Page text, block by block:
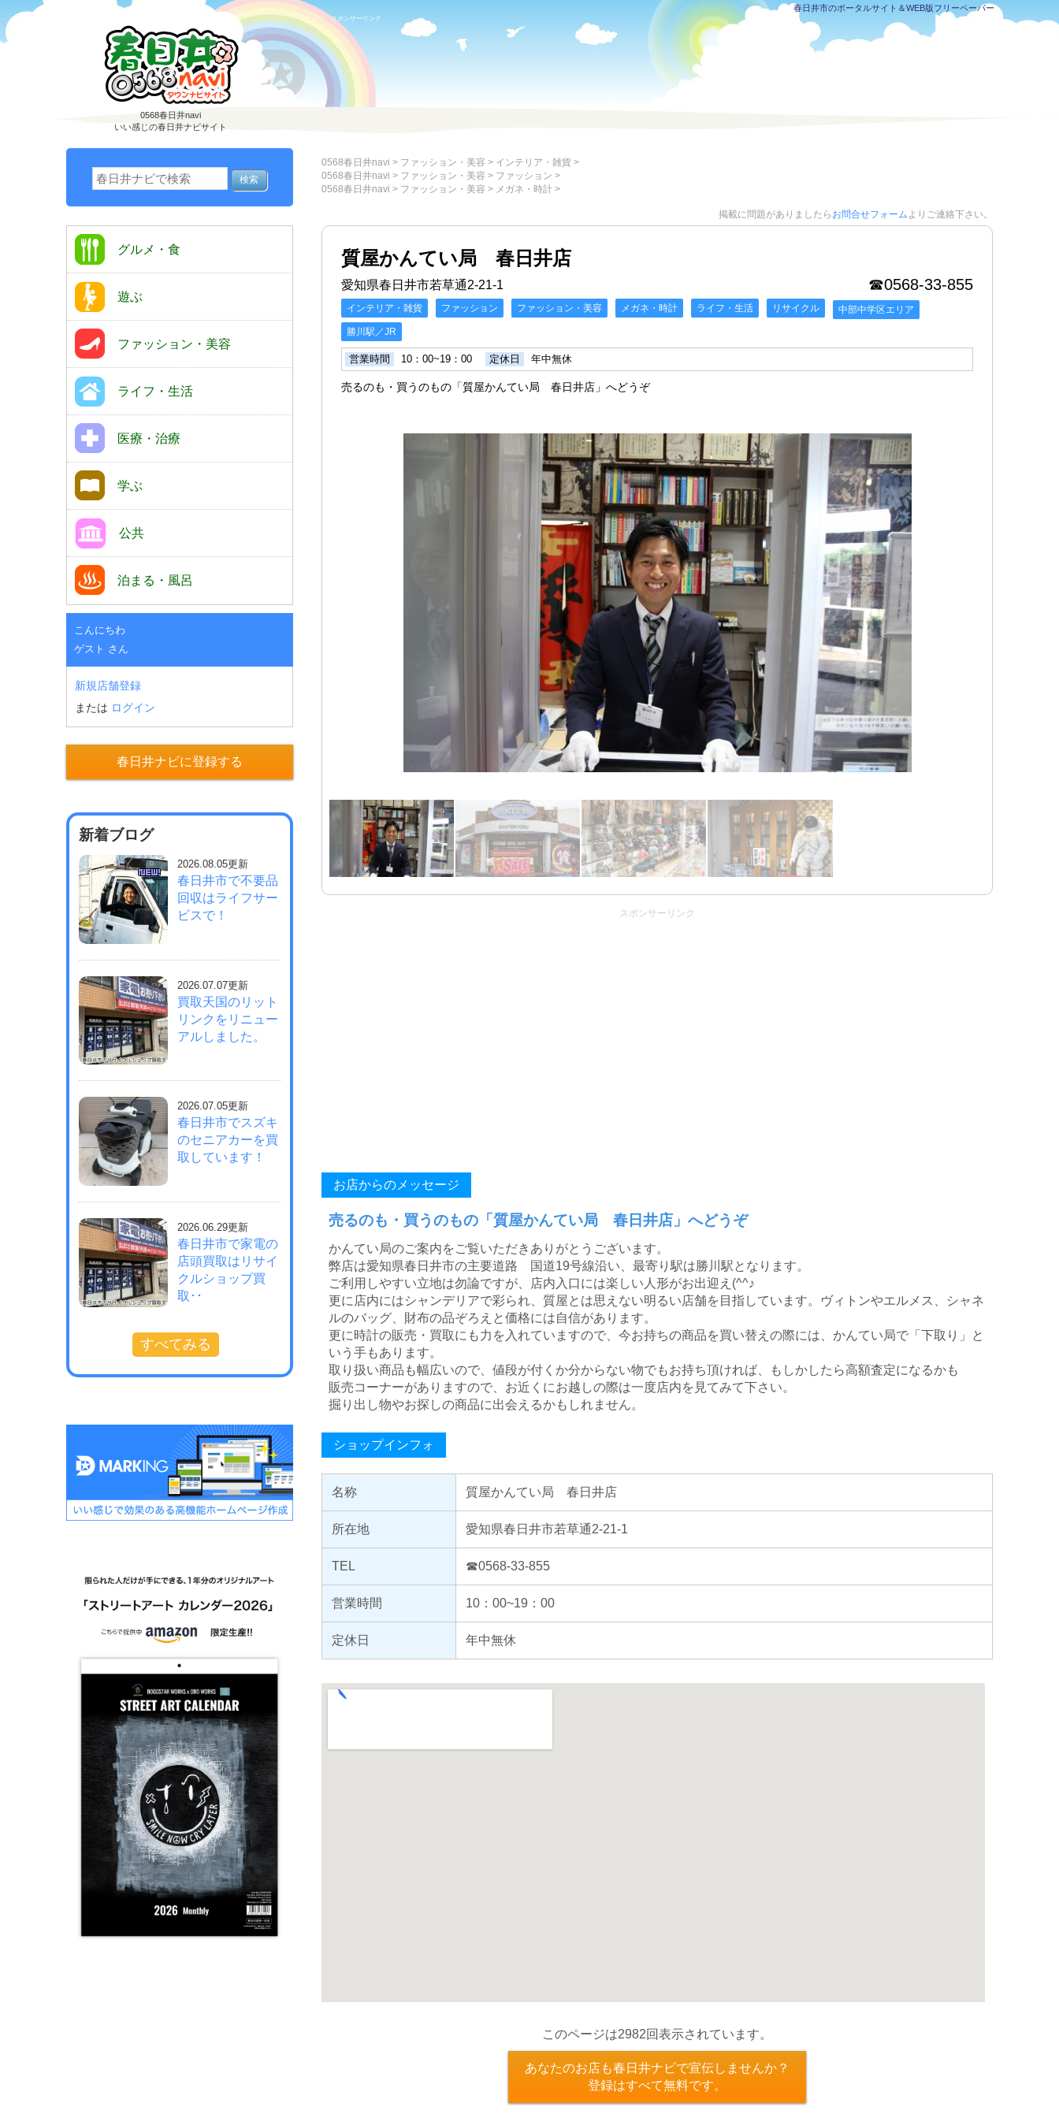
春日井市のポータルサイト＆WEB版フリーペーパー
0568春日井navi
いい感じの春日井ナビサイト
スポンサーリンク
0568春日井navi > ファッション・美容 > インテリア・雑貨 >
0568春日井navi > ファッション・美容 > ファッション >
0568春日井navi > ファッション・美容 > メガネ・時計 >
掲載に問題がありましたら お問合せフォームよりご連絡下さい。
質屋かんてい局 春日井店
☎0568-33-855
愛知県春日井市若草通2-21-1
インテリア・雑貨 ファッション ファッション・美容 メガネ・時計 ライフ・生活 リサイクル
中部中学区エリア
勝川駅／JR
営業時間 10：00~19：00 定休日 年中無休
売るのも・買うのもの「質屋かんてい局 春日井店」へどうぞ
スポンサーリンク
お店からのメッセージ
売るのも・買うのもの「質屋かんてい局 春日井店」へどうぞ
かんてい局のご案内をご覧いただきありがとうございます。
弊店は愛知県春日井市の主要道路 国道19号線沿い、最寄り駅は勝川駅となります。
ご利用しやすい立地は勿論ですが、店内入口には楽しい人形がお出迎え(^^♪
更に店内にはシャンデリアで彩られ、質屋とは思えない明るい店舗を目指しています。ヴィトンやエルメス、シャネ
ルのバッグ、財布の品ぞろえと価格には自信があります。
更に時計の販売・買取にも力を入れていますので、今お持ちの商品を買い替えの際には、かんてい局で「下取り」と
いう手もあります。
取り扱い商品も幅広いので、値段が付くか分からない物でもお持ち頂ければ、もしかしたら高額査定になるかも
販売コーナーがありますので、お近くにお越しの際は一度店内を見てみて下さい。
掘り出し物やお探しの商品に出会えるかもしれません。
ショップインフォ
名称 質屋かんてい局 春日井店
所在地 愛知県春日井市若草通2-21-1
TEL ☎0568-33-855
営業時間 10：00~19：00
定休日 年中無休
このページは2982回表示されています。
あなたのお店も春日井ナビで宣伝しませんか？
登録はすべて無料です。
グルメ・食
遊ぶ
ファッション・美容
ライフ・生活
医療・治療
学ぶ
公共
泊まる・風呂
こんにちわ
ゲスト さん
新規店舗登録
または ログイン
春日井ナビに登録する
新着ブログ
2026.08.05更新
春日井市で不要品
回収はライフサー
ビスで！
2026.07.07更新
買取天国のリット
リンクをリニュー
アルしました。
2026.07.05更新
春日井市でスズキ
のセニアカーを買
取しています！
2026.06.29更新
春日井市で家電の
店頭買取はリサイ
クルショップ買
取･･
すべてみる